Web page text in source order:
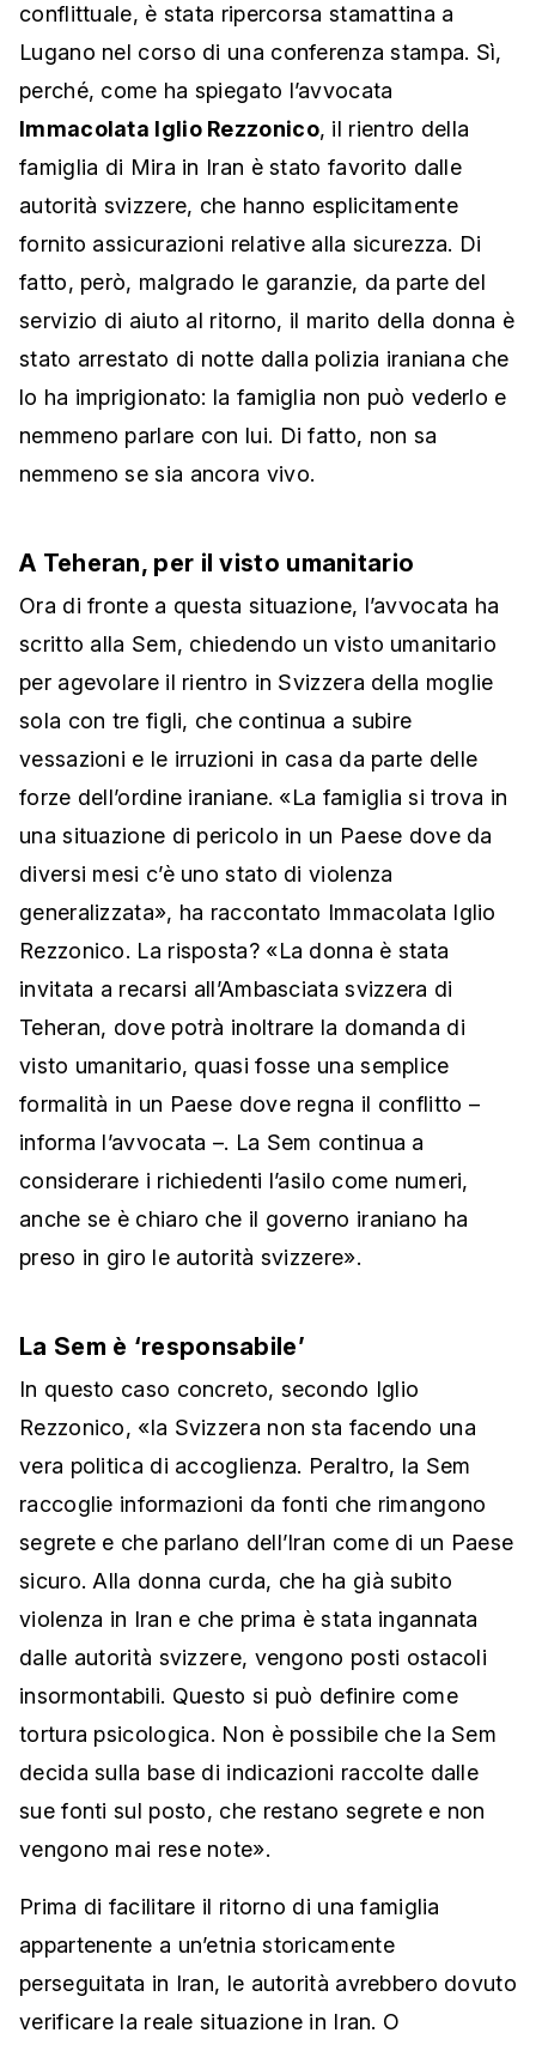
conflittuale, è stata ripercorsa stamattina a
Lugano nel corso di una conferenza stampa. Sì,
perché, come ha spiegato l’avvocata
Immacolata Iglio Rezzonico, il rientro della
famiglia di Mira in Iran è stato favorito dalle
autorità svizzere, che hanno esplicitamente
fornito assicurazioni relative alla sicurezza. Di
fatto, però, malgrado le garanzie, da parte del
servizio di aiuto al ritorno, il marito della donna è
stato arrestato di notte dalla polizia iraniana che
lo ha imprigionato: la famiglia non può vederlo e
nemmeno parlare con lui. Di fatto, non sa
nemmeno se sia ancora vivo.
A Teheran, per il visto umanitario
Ora di fronte a questa situazione, l’avvocata ha
scritto alla Sem, chiedendo un visto umanitario
per agevolare il rientro in Svizzera della moglie
sola con tre figli, che continua a subire
vessazioni e le irruzioni in casa da parte delle
forze dell’ordine iraniane. «La famiglia si trova in
una situazione di pericolo in un Paese dove da
diversi mesi c’è uno stato di violenza
generalizzata», ha raccontato Immacolata Iglio
Rezzonico. La risposta? «La donna è stata
invitata a recarsi all’Ambasciata svizzera di
Teheran, dove potrà inoltrare la domanda di
visto umanitario, quasi fosse una semplice
formalità in un Paese dove regna il conflitto –
informa l’avvocata –. La Sem continua a
considerare i richiedenti l’asilo come numeri,
anche se è chiaro che il governo iraniano ha
preso in giro le autorità svizzere».
La Sem è ‘responsabile’
In questo caso concreto, secondo Iglio
Rezzonico, «la Svizzera non sta facendo una
vera politica di accoglienza. Peraltro, la Sem
raccoglie informazioni da fonti che rimangono
segrete e che parlano dell’Iran come di un Paese
sicuro. Alla donna curda, che ha già subito
violenza in Iran e che prima è stata ingannata
dalle autorità svizzere, vengono posti ostacoli
insormontabili. Questo si può definire come
tortura psicologica. Non è possibile che la Sem
decida sulla base di indicazioni raccolte dalle
sue fonti sul posto, che restano segrete e non
vengono mai rese note».
Prima di facilitare il ritorno di una famiglia
appartenente a un’etnia storicamente
perseguitata in Iran, le autorità avrebbero dovuto
verificare la reale situazione in Iran. O